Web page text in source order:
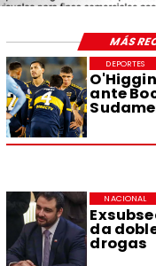
ante
DEPORTES
da
drogas
NACIONAL
MÁS